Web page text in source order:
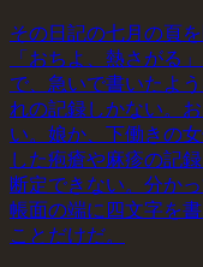
その日記の七月の頁
「おちよ、熱さがる
で、急いで書いたよ
れの記録しかない。
い。娘か、下働きの
した疱瘡や麻疹の記
断定できない。分か
帳面の端に四文字を
ことだけだ。